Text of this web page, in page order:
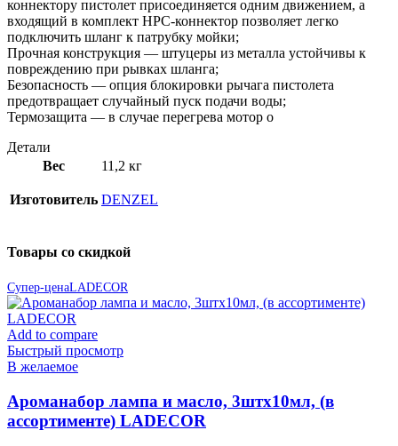
коннектору пистолет присоединяется одним движением, а
входящий в комплект HPC-коннектор позволяет легко
подключить шланг к патрубку мойки;
Прочная конструкция — штуцеры из металла устойчивы к
повреждению при рывках шланга;
Безопасность — опция блокировки рычага пистолета
предотвращает случайный пуск подачи воды;
Термозащита — в случае перегрева мотор о
Детали
Вес
11,2 кг
Изготовитель DENZEL
Товары со скидкой
Супер-ценаLADECOR
Add to compare
Быстрый просмотр
В желаемое
Ароманабор лампа и масло, 3штx10мл, (в
ассортименте) LADECOR